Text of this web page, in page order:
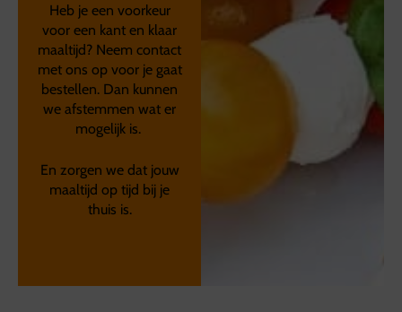
Heb je een voorkeur
voor een kant en klaar
maaltijd? Neem contact
met ons op voor je gaat
bestellen. Dan kunnen
we afstemmen wat er
mogelijk is.
En zorgen we dat jouw
maaltijd op tijd bij je
thuis is.